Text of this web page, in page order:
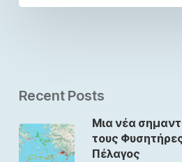
Recent Posts
Μια νέα
τους
Πέλαγος